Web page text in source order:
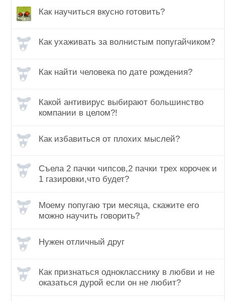
Как научиться вкусно готовить?
Как ухаживать за волнистым попугайчиком?
Как найти человека по дате рождения?
Какой антивирус выбирают большинство
компании в целом?!
Как избавиться от плохих мыслей?
Съела 2 пачки чипсов,2 пачки трех корочек и
1 газировки,что будет?
Моему попугаю три месяца, скажите его
можно научить говорить?
Нужен отличный друг
Как признаться однокласснику в любви и не
оказаться дурой если он не любит?